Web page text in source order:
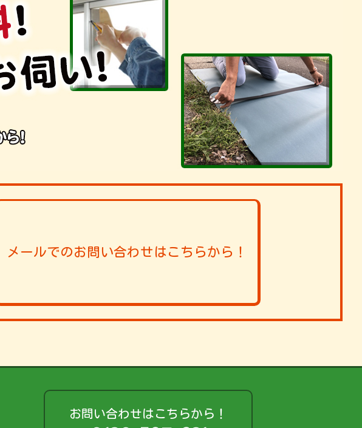
メールでのお問い合わせはこちらから！
お問い合わせはこちらから！